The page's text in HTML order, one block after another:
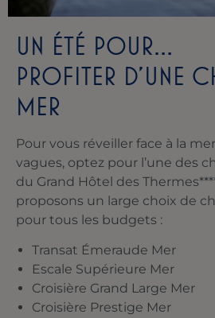
UN ÉTÉ POUR…
PROFITER D’UNE
MER
Pour vous réveiller face à la
vagues, optez pour l’une des
du Grand Hôtel des
proposons un large choix de
pour tous les budgets :
Transat Émeraude Mer
Escale Supérieure Mer
Croisière Grand Large Mer
Croisière Prestige Mer